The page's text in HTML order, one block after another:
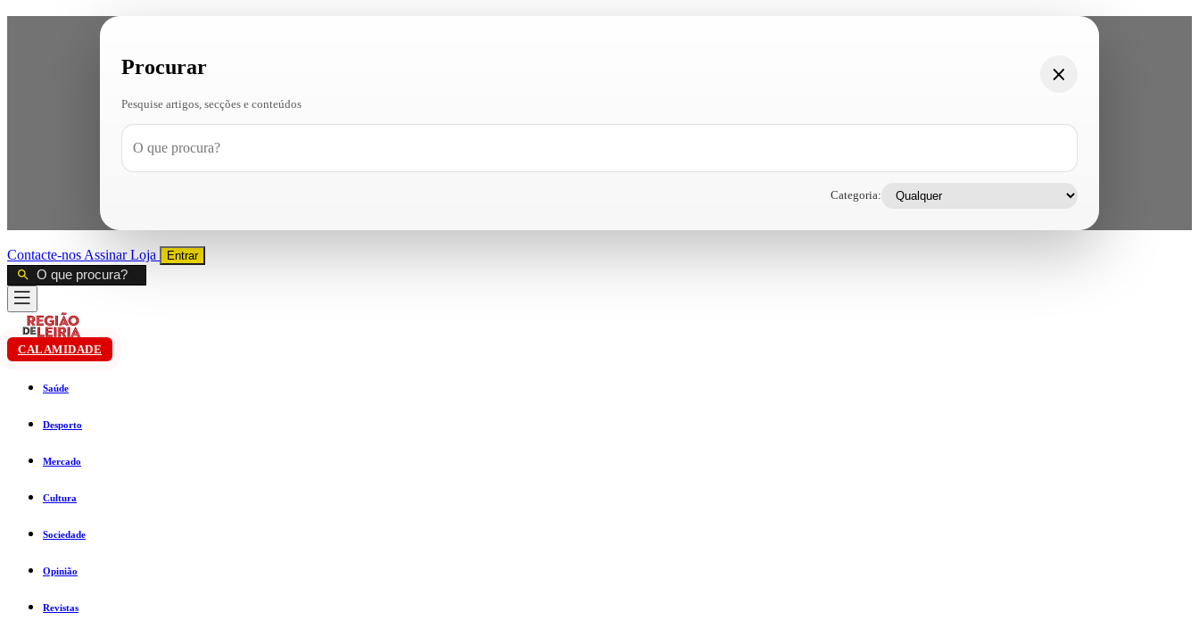
Procurar
Pesquise artigos, secções e conteúdos
Categoria:
Contacte-nos AssinarLoja Entrar
CALAMIDADE
Saúde
Desporto
Mercado
Cultura
Sociedade
Opinião
Revistas